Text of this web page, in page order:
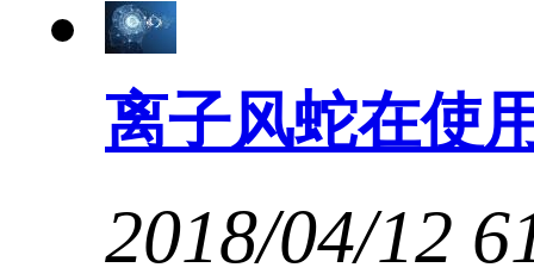
离子风蛇在使
2018/04/12